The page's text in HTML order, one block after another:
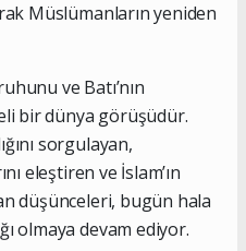
Müslümanların yeniden
ve Batı’nın
bir dünya görüşüdür.
sorgulayan,
eleştiren ve İslam’ın
düşünceleri, bugün hala
olmaya devam ediyor.